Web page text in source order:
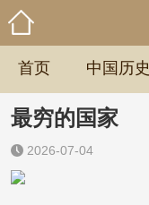
首页 中国历史
最穷的国家
2026-07-04